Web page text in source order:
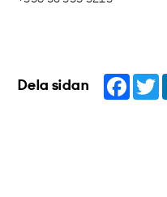
Dela sidan